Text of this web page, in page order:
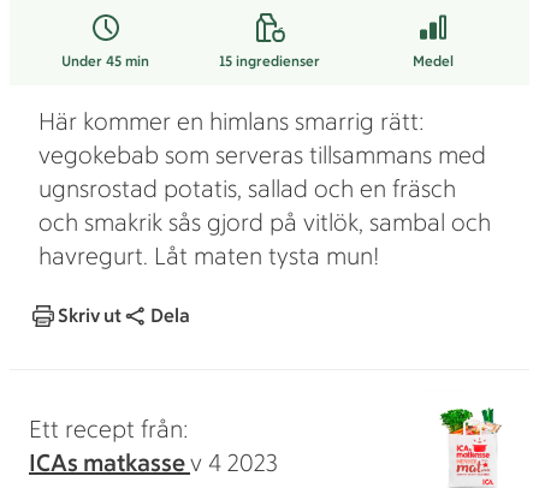
Under 45 min 15 ingredienser Medel
Här kommer en himlans smarrig rätt:
vegokebab som serveras tillsammans med
ugnsrostad potatis, sallad och en fräsch
och smakrik sås gjord på vitlök, sambal och
havregurt. Låt maten tysta mun!
Skriv ut Dela
Ett recept från:
ICAs matkassev 4 2023